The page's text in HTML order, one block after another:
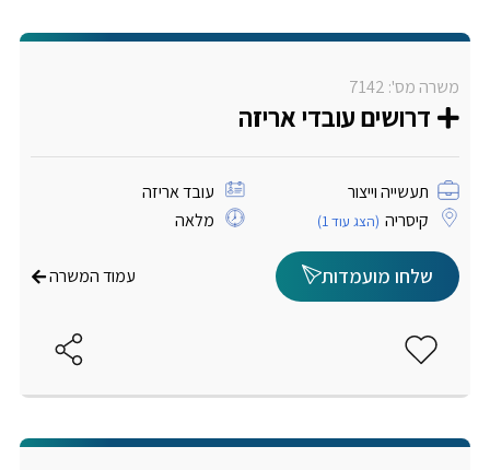
משרה מס': 7142
דרושים עובדי אריזה
תעשייה וייצור
עובד אריזה
קיסריה (הצג עוד 1) מלאה
שלחו מועמדות עמוד המשרה